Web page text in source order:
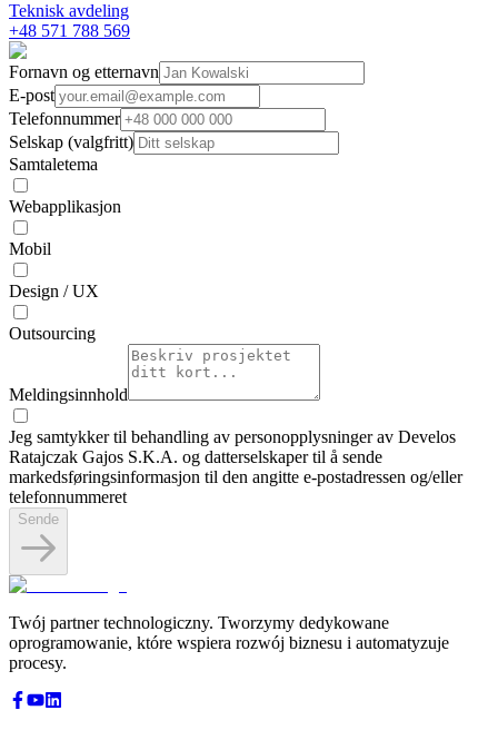
Teknisk avdeling
+48 571 788 569
Fornavn og etternavn
E-post
Telefonnummer
Selskap (valgfritt)
Samtaletema
Webapplikasjon
Mobil
Design / UX
Outsourcing
Meldingsinnhold
Jeg samtykker til behandling av personopplysninger av Develos
Ratajczak Gajos S.K.A. og datterselskaper til å sende
markedsføringsinformasjon til den angitte e-postadressen og/eller
telefonnummeret
Sende
Twój partner technologiczny. Tworzymy dedykowane
oprogramowanie, które wspiera rozwój biznesu i automatyzuje
procesy.